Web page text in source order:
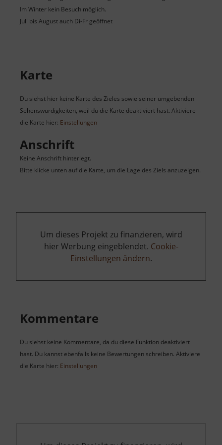
Im Winter kein Besuch möglich.
Juli bis August auch Di-Fr geöffnet
Karte
Du siehst hier keine Karte des Zieles sowie seiner umgebenden
Sehenswürdigkeiten, weil du die Karte deaktiviert hast. Aktiviere
die Karte hier: Einstellungen
Anschrift
Keine Anschrift hinterlegt.
Bitte klicke unten auf die Karte, um die Lage des Ziels anzuzeigen.
Um dieses Projekt zu finanzieren, wird
hier Werbung eingeblendet. Cookie-
Einstellungen ändern.
Kommentare
Du siehst keine Kommentare, da du diese Funktion deaktiviert
hast. Du kannst ebenfalls keine Bewertungen schreiben. Aktiviere
die Karte hier: Einstellungen